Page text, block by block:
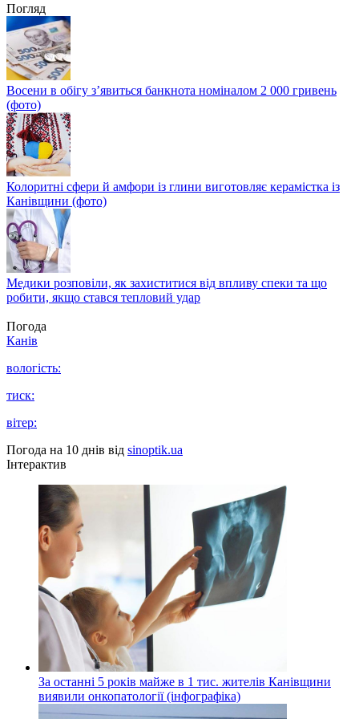
Погляд
Восени в обігу з’явиться банкнота номіналом 2 000 гривень
(фото)
Колоритні сфери й амфори із глини виготовляє керамістка із
Канівщини (фото)
Медики розповіли, як захиститися від впливу спеки та що
робити, якщо стався тепловий удар
Погода
Канів
вологість:
тиск:
вітер:
Погода на 10 днів від sinoptik.ua
Інтерактив
За останні 5 років майже в 1 тис. жителів Канівщини
виявили онкопатології (інфографіка)